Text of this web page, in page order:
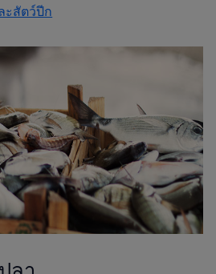
ะสัตว์ปีก